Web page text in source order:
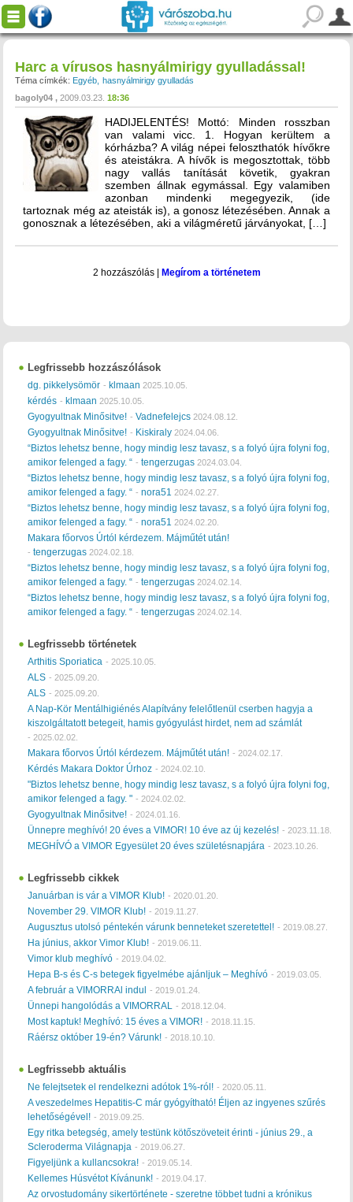
Harc a vírusos hasnyálmirigy gyulladással!
Téma címkék: Egyéb
hasnyálmirigy gyulladás
bagoly04
2009.03.23. 18:36
HADIJELENTÉS! Mottó: Minden rosszban
van valami vicc. 1. Hogyan kerültem a
kórházba? A világ népei feloszthatók hívőkre
és ateistákra. A hívők is megosztottak, több
nagy vallás tanítását követik, gyakran
szemben állnak egymással. Egy valamiben
azonban mindenki megegyezik, (ide
tartoznak még az ateisták is), a gonosz létezésében. Annak a
gonosznak a létezésében, aki a világméretű járványokat, […]
2 hozzászólás| Megírom a történetem
Legfrissebb hozzászólások
dg. pikkelysömör - klmaan 2025.10.05.
kérdés - klmaan 2025.10.05.
Gyogyultnak Minősitve! -Vadnefelejcs 2024.08.12.
Gyogyultnak Minősitve! - Kiskiraly 2024.04.06.
“Biztos lehetsz benne, hogy mindig lesz tavasz, s a folyó újra folyni fog,
amikor felenged a fagy. “ -tengerzugas 2024.03.04.
“Biztos lehetsz benne, hogy mindig lesz tavasz, s a folyó újra folyni fog,
amikor felenged a fagy. “ -nora51 2024.02.27.
“Biztos lehetsz benne, hogy mindig lesz tavasz, s a folyó újra folyni fog,
amikor felenged a fagy. “ -nora51 2024.02.20.
Makara főorvos Úrtól kérdezem. Májműtét után!
-tengerzugas 2024.02.18.
“Biztos lehetsz benne, hogy mindig lesz tavasz, s a folyó újra folyni fog,
amikor felenged a fagy. “ -tengerzugas 2024.02.14.
“Biztos lehetsz benne, hogy mindig lesz tavasz, s a folyó újra folyni fog,
amikor felenged a fagy. “ -tengerzugas 2024.02.14.
Legfrissebb történetek
Arthitis Sporiatica - 2025.10.05.
ALS - 2025.09.20.
ALS - 2025.09.20.
A Nap-Kör Mentálhigiénés Alapítvány felelőtlenül cserben hagyja a
kiszolgáltatott betegeit, hamis gyógyulást hirdet, nem ad számlát
- 2025.02.02.
Makara főorvos Úrtól kérdezem. Májműtét után! - 2024.02.17.
Kérdés Makara Doktor Úrhoz - 2024.02.10.
"Biztos lehetsz benne, hogy mindig lesz tavasz, s a folyó újra folyni fog,
amikor felenged a fagy. " - 2024.02.02.
Gyogyultnak Minősitve! - 2024.01.16.
Ünnepre meghívó! 20 éves a VIMOR! 10 éve az új kezelés! - 2023.11.18.
MEGHÍVÓ a VIMOR Egyesület 20 éves születésnapjára - 2023.10.26.
Legfrissebb cikkek
Januárban is vár a VIMOR Klub! - 2020.01.20.
November 29. VIMOR Klub! - 2019.11.27.
Augusztus utolsó péntekén várunk benneteket szeretettel! - 2019.08.27.
Ha június, akkor Vimor Klub! - 2019.06.11.
Vimor klub meghívó - 2019.04.02.
Hepa B-s és C-s betegek figyelmébe ajánljuk – Meghívó - 2019.03.05.
A február a VIMORRAl indul - 2019.01.24.
Ünnepi hangolódás a VIMORRAL - 2018.12.04.
Most kaptuk! Meghívó: 15 éves a VIMOR! - 2018.11.15.
Ráérsz október 19-én? Várunk! - 2018.10.10.
Legfrissebb aktuális
Ne felejtsetek el rendelkezni adótok 1%-ról! - 2020.05.11.
A veszedelmes Hepatitis-C már gyógyítható! Éljen az ingyenes szűrés
lehetőségével! - 2019.09.25.
Egy ritka betegség, amely testünk kötőszöveteit érinti - június 29., a
Scleroderma Világnapja - 2019.06.27.
Figyeljünk a kullancsokra! - 2019.05.14.
Kellemes Húsvétot Kívánunk! - 2019.04.17.
Az orvostudomány sikertörténete - szeretne többet tudni a krónikus